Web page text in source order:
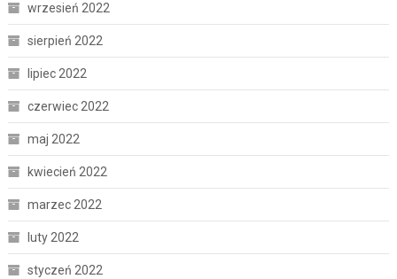
wrzesień 2022
sierpień 2022
lipiec 2022
czerwiec 2022
maj 2022
kwiecień 2022
marzec 2022
luty 2022
styczeń 2022